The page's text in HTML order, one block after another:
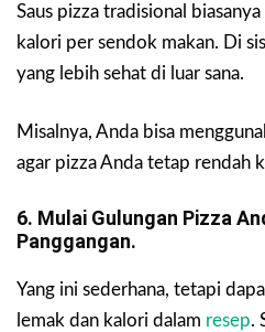
Saus pizza tradisional
kalori per sendok makan. Di
yang lebih sehat di luar sana.
Misalnya, Anda bisa
agar pizza Anda tetap rendah
6. Mulai Gulungan Pizza
Panggangan.
Yang ini sederhana, tetapi
lemak dan kalori dalam resep.